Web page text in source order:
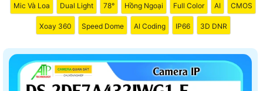
Mic Và Loa Dual Light 78° Hồng Ngoại Full Color AI CMOS
Xoay 360 Speed Dome AI Coding IP66 3D DNR